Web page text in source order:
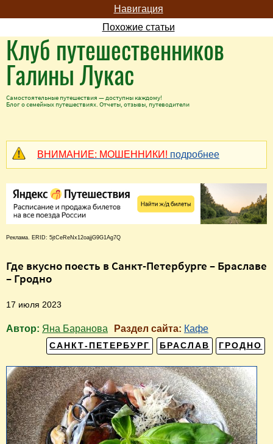
Навигация
Похожие статьи
Клуб путешественников
Галины Лукас
Самостоятельные путешествия — доступны каждому!
Блог о семейных путешествиях. Отчеты, отзывы, путеводители
ВНИМАНИЕ: МОШЕННИКИ! подробнее
Реклама. ERID: 5jtCeReNx12oajjG9G1Ag7Q
Где вкусно поесть в Санкт-Петербурге – Браславе
– Гродно
17 июля 2023
Автор: Яна Баранова Раздел сайта: Кафе
ГРОДНО
БРАСЛАВ
САНКТ-ПЕТЕРБУРГ